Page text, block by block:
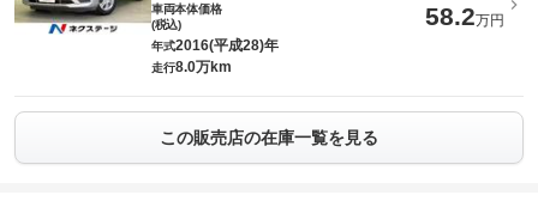
車両本体価格
(税込)
58.2万円
年式2016(平成28)年
走行8.0万km
この販売店の在庫一覧を見る